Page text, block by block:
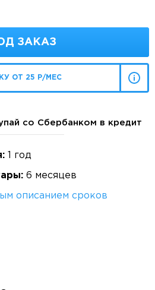
ЗАКАЗ
ОТ 25 Р/МЕС
со Сбербанком в кредит
1 год
6 месяцев
описанием сроков